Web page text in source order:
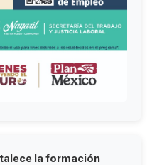
la formación